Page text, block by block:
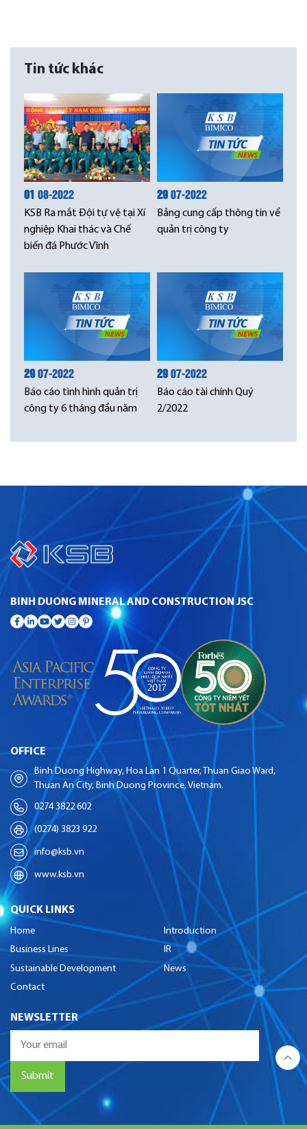
Tin tức khác
01 08-2022
KSB Ra mắt Đội tự vệ tại Xí
nghiệp Khai thác và Chế
biến đá Phước Vĩnh
2907-2022
Bảng cung cấp thông tin về
quản trị công ty
2907-2022
Báo cáo tình hình quản trị
công ty 6 tháng đầu năm
2907-2022
Báo cáo tài chính Quý
2/2022
BINH DUONG MINERAL AND CONSTRUCTION JSC
OFFICE
Binh Duong Highway, Hoa Lan 1 Quarter, Thuan Giao Ward,
Thuan An City, Binh Duong Province, Vietnam.
0274 3822 602
(0274) 3823 922
info@ksb.vn
www.ksb.vn
QUICK LINKS
Home
Introduction
Business Lines
IR
Sustainable Development
News
Contact
NEWSLETTER